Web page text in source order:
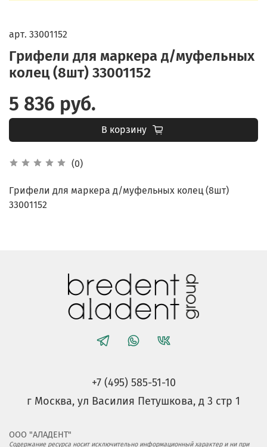
арт. 33001152
Грифели для маркера д/муфельных
колец (8шт) 33001152
(0)
5 836 руб.
В корзину
Грифели для маркера д/муфельных колец (8шт)
33001152
+7 (495) 585-51-10
г Москва, ул Василия Петушкова, д 3 стр 1
ООО "АЛАДЕНТ"
Содержание ресурса носит исключительно информационный характер и ни при